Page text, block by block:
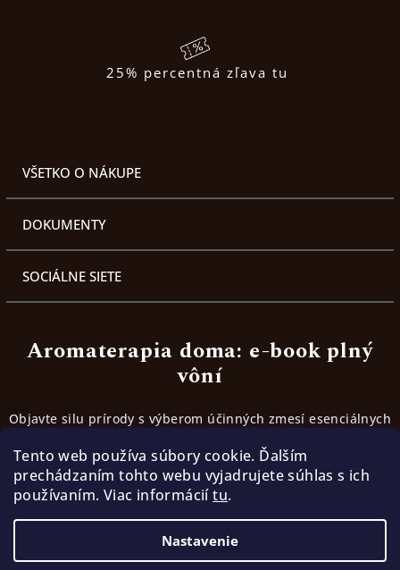
Tento web používa súbory cookie. Ďalším
prechádzaním tohto webu vyjadrujete súhlas s ich
používaním. Viac informáciítu.
Nastavenie
25% percentná zľava tu
VŠETKO O NÁKUPE
DOKUMENTY
SOCIÁLNE SIETE
Aromaterapia doma: e-book plný
vôní
Objavte silu prírody s výberom účinných zmesí esenciálnych
Stiahnúť ebook
Copyright 2026TerraMia | Cesta k slobode. Všetky